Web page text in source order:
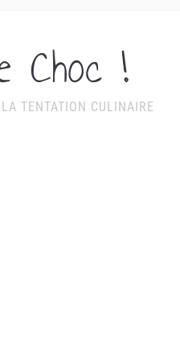
Choc !
TENTATION CULINAIRE